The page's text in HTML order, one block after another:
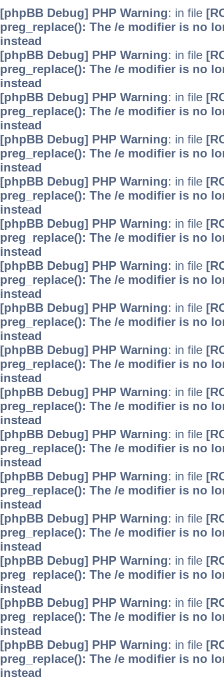
[phpBB Debug] PHP Warning: in file
preg_replace(): The /e modifier is no
instead
[phpBB Debug] PHP Warning: in file
preg_replace(): The /e modifier is no
instead
[phpBB Debug] PHP Warning: in file
preg_replace(): The /e modifier is no
instead
[phpBB Debug] PHP Warning: in file
preg_replace(): The /e modifier is no
instead
[phpBB Debug] PHP Warning: in file
preg_replace(): The /e modifier is no
instead
[phpBB Debug] PHP Warning: in file
preg_replace(): The /e modifier is no
instead
[phpBB Debug] PHP Warning: in file
preg_replace(): The /e modifier is no
instead
[phpBB Debug] PHP Warning: in file
preg_replace(): The /e modifier is no
instead
[phpBB Debug] PHP Warning: in file
preg_replace(): The /e modifier is no
instead
[phpBB Debug] PHP Warning: in file
preg_replace(): The /e modifier is no
instead
[phpBB Debug] PHP Warning: in file
preg_replace(): The /e modifier is no
instead
[phpBB Debug] PHP Warning: in file
preg_replace(): The /e modifier is no
instead
[phpBB Debug] PHP Warning: in file
preg_replace(): The /e modifier is no
instead
[phpBB Debug] PHP Warning: in file
preg_replace(): The /e modifier is no
instead
[phpBB Debug] PHP Warning: in file
preg_replace(): The /e modifier is no
instead
[phpBB Debug] PHP Warning: in file
preg_replace(): The /e modifier is no
instead